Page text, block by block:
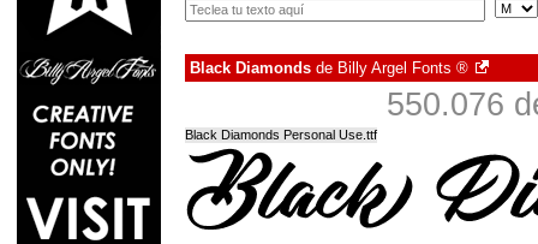
Black Diamonds de Billy Argel Fonts ®
550.076
Black Diamonds Personal Use.ttf